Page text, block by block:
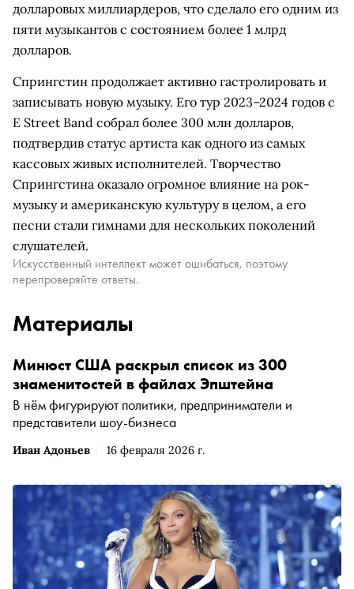
долларовых миллиардеров, что сделало его одним из
пяти музыкантов с состоянием более 1 млрд
долларов.
Спрингстин продолжает активно гастролировать и
записывать новую музыку. Его тур 2023–2024 годов с
E Street Band собрал более 300 млн долларов,
подтвердив статус артиста как одного из самых
кассовых живых исполнителей. Творчество
Спрингстина оказало огромное влияние на рок-
музыку и американскую культуру в целом, а его
песни стали гимнами для нескольких поколений
слушателей.
Искусственный интеллект может ошибаться, поэтому
перепроверяйте ответы.
Материалы
Иван Адоньев 16 февраля 2026 г.
Минюст США раскрыл список из 300
знаменитостей в файлах Эпштейна
В нём фигурируют политики, предприниматели и
представители шоу-бизнеса